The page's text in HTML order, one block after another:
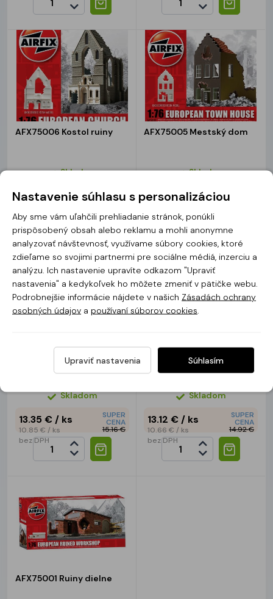
AFX75006 Kostol ruiny
Skladom
13.35 €/ ks
bez DPH
SUPER
CENA
AFX75005 Mestský dom
Skladom
13.35 €/ ks
bez DPH
AFX75004 Ruiny
dedinského domu
Skladom
13.35 €/ ks
10.85 € / ks
bez DPH
SUPER
CENA
15.16 €
AFX75003 Ruiny rohového
Skladom
13.12 €/ ks
10.66 € / ks
bez DPH
SUPER
CENA
14.92 €
AFX75001 Ruiny dielne
Nastavenie súhlasu s personalizáciou
Aby sme vám uľahčili prehliadanie stránok, ponúkli
prispôsobený obsah alebo reklamu a mohli anonymne
analyzovať návštevnosť, využívame súbory cookies, ktoré
zdieľame so svojimi partnermi pre sociálne médiá, inzerciu a
analýzu. Ich nastavenie upravíte odkazom "Upraviť
nastavenia" a kedykoľvek ho môžete zmeniť v pätičke webu.
Podrobnejšie informácie nájdete v našich Zásadách ochrany
osobných údajov a používaní súborov cookies
Upraviť nastavenia Súhlasím